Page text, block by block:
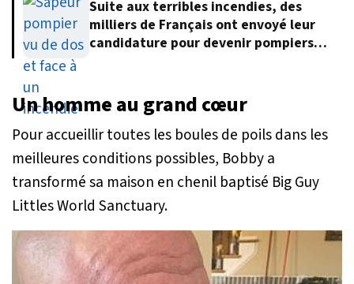
Suite aux terribles incendies, des
milliers de Français ont envoyé leur
candidature pour devenir pompiers
Un homme au grand cœur
Pour accueillir toutes les boules de poils dans les
meilleures conditions possibles, Bobby a
transformé sa maison en chenil baptisé Big Guy
Littles World Sanctuary.